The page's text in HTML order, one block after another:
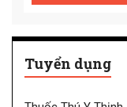
Tuyển dụng